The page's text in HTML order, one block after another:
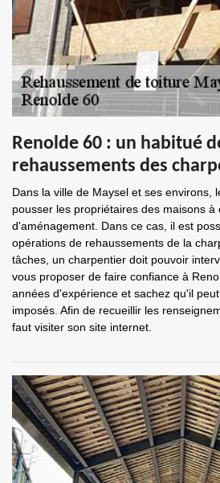
Renolde 60 : un habitué
rehaussements des
Dans la ville de Maysel et ses environs,
pousser les propriétaires des maisons
d'aménagement. Dans ce cas, il est
opérations de rehaussements de la
tâches, un charpentier doit pouvoir
vous proposer de faire confiance à
années d'expérience et sachez qu'il
imposés. Afin de recueillir les
faut visiter son site internet.